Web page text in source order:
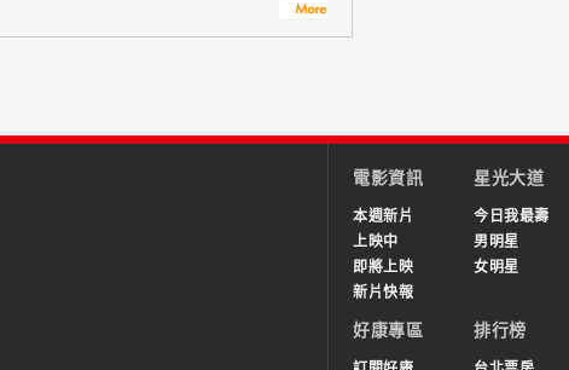
電影資訊
本週新片
上映中
即將上映
新片快報
星光大道
今日我最壽
男明星
女明星
好康專區 排行榜